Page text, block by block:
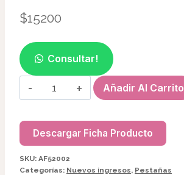
$15200
Consultar!
EXTENSION
DE
NAGARAKU
CLASICAS
MIX
Añadir Al Carrito
Descargar Ficha Producto
SKU: AF52002
Categorías: Nuevos ingresos, Pestañas